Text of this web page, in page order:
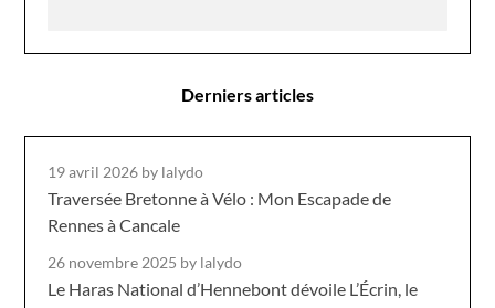
Derniers articles
19 avril 2026 by lalydo
Traversée Bretonne à Vélo : Mon Escapade de
Rennes à Cancale
26 novembre 2025 by lalydo
Le Haras National d’Hennebont dévoile L’Écrin, le